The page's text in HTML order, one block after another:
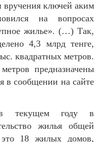
вручения ключей аким
на вопросах
жилье». (…) Так,
4,3 млрд тенге,
квадратных метров.
предназначены
в сообщении на сайте
текущем году в
жилья общей
18 жилых домов,